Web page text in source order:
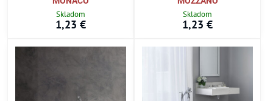
Skladom
1,23 €
Skladom
1,23 €